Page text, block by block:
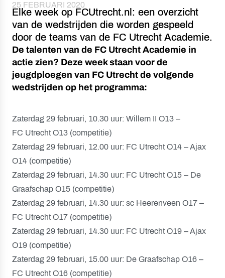
25 FEBRUARI 2020
Elke week op FCUtrecht.nl: een overzicht
van de wedstrijden die worden gespeeld
door de teams van de FC Utrecht Academie.
De talenten van de FC Utrecht Academie in
actie zien? Deze week staan voor de
jeugdploegen van FC Utrecht de volgende
wedstrijden op het programma:
Zaterdag 29 februari, 10.30 uur: Willem II O13 –
FC Utrecht O13 (competitie)
Zaterdag 29 februari, 12.00 uur: FC Utrecht O14 – Ajax
O14 (competitie)
Zaterdag 29 februari, 14.30 uur: FC Utrecht O15 – De
Graafschap O15 (competitie)
Zaterdag 29 februari, 14.30 uur: sc Heerenveen O17 –
FC Utrecht O17 (competitie)
Zaterdag 29 februari, 14.30 uur: FC Utrecht O19 – Ajax
O19 (competitie)
Zaterdag 29 februari, 15.00 uur: De Graafschap O16 –
FC Utrecht O16 (competitie)